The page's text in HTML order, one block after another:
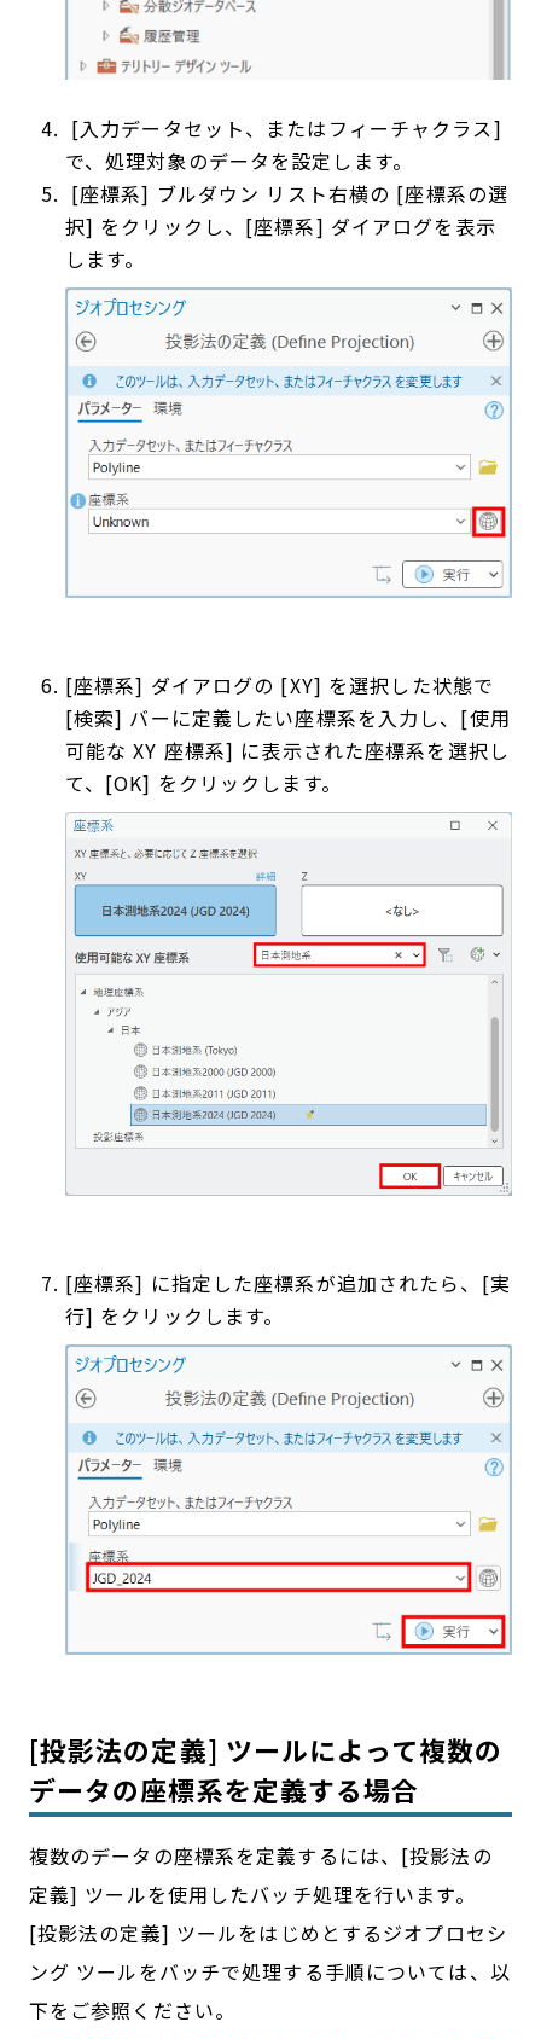
[入力データセット、またはフィーチャクラス]
で、処理対象のデータを設定します。
[座標系] ブルダウン リスト右横の [座標系の選
択] をクリックし、[座標系] ダイアログを表示
します。
[座標系] ダイアログの [XY] を選択した状態で
[検索] バーに定義したい座標系を入力し、[使用
可能な XY 座標系] に表示された座標系を選択し
て、[OK] をクリックします。
[座標系] に指定した座標系が追加されたら、[実
行] をクリックします。
[投影法の定義] ツールによって複数の
データの座標系を定義する場合
複数のデータの座標系を定義するには、[投影法の
定義] ツールを使用したバッチ処理を行います。
[投影法の定義] ツールをはじめとするジオプロセシ
ング ツールをバッチで処理する手順については、以
下をご参照ください。